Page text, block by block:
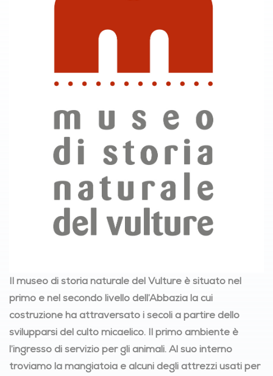
Il museo di storia naturale del Vulture è situato nel
primo e nel secondo livello dell’Abbazia la cui
costruzione ha attraversato i secoli a partire dello
svilupparsi del culto micaelico. Il primo ambiente è
l’ingresso di servizio per gli animali. Al suo interno
troviamo la mangiatoia e alcuni degli attrezzi usati per